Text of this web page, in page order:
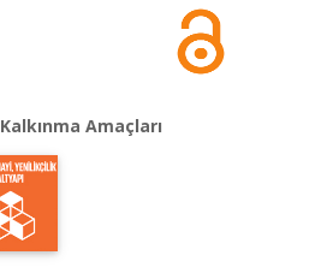
Amaçları